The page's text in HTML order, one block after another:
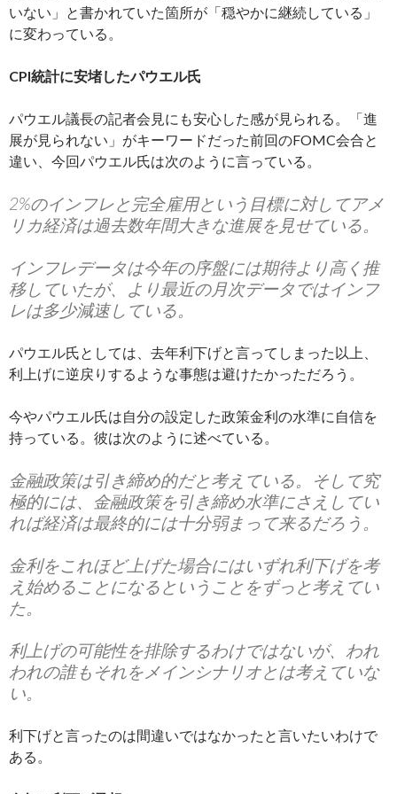
いない」と書かれていた箇所が「穏やかに継続している」
に変わっている。
CPI統計に安堵したパウエル氏
パウエル議長の記者会見にも安心した感が見られる。「進
展が見られない」がキーワードだった前回のFOMC会合と
違い、今回パウエル氏は次のように言っている。
2%のインフレと完全雇用という目標に対してアメ
リカ経済は過去数年間大きな進展を見せている。
インフレデータは今年の序盤には期待より高く推
移していたが、より最近の月次データではインフ
レは多少減速している。
パウエル氏としては、去年利下げと言ってしまった以上、
利上げに逆戻りするような事態は避けたかっただろう。
今やパウエル氏は自分の設定した政策金利の水準に自信を
持っている。彼は次のように述べている。
金融政策は引き締め的だと考えている。そして究
極的には、金融政策を引き締め水準にさえしてい
れば経済は最終的には十分弱まって来るだろう。
金利をこれほど上げた場合にはいずれ利下げを考
え始めることになるということをずっと考えてい
た。
利上げの可能性を排除するわけではないが、われ
われの誰もそれをメインシナリオとは考えていな
い。
利下げと言ったのは間違いではなかったと言いたいわけで
ある。